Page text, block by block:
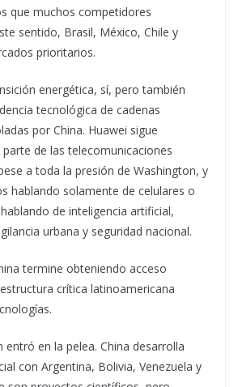
que muchos competidores
sentido, Brasil, México, Chile y
prioritarios.
energética, sí, pero también
tecnológica de cadenas
por China. Huawei sigue
de las telecomunicaciones
a toda la presión de Washington, y
hablando solamente de celulares o
de inteligencia artificial,
urbana y seguridad nacional.
termine obteniendo acceso
crítica latinoamericana
entró en la pelea. China desarrolla
con Argentina, Bolivia, Venezuela y